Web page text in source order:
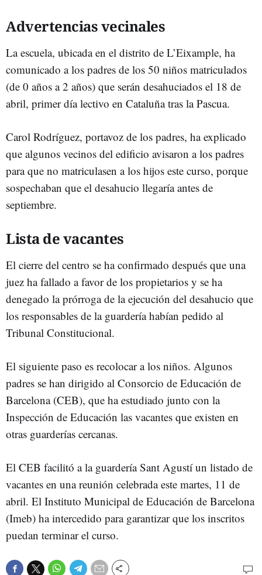
Advertencias vecinales
La escuela, ubicada en el distrito de L’Eixample, ha
comunicado a los padres de los 50 niños matriculados
(de 0 años a 2 años) que serán desahuciados el 18 de
abril, primer día lectivo en Cataluña tras la Pascua.
Carol Rodríguez, portavoz de los padres, ha explicado
que algunos vecinos del edificio avisaron a los padres
para que no matriculasen a los hijos este curso, porque
sospechaban que el desahucio llegaría antes de
septiembre.
Lista de vacantes
El cierre del centro se ha confirmado después que una
juez ha fallado a favor de los propietarios y se ha
denegado la prórroga de la ejecución del desahucio que
los responsables de la guardería habían pedido al
Tribunal Constitucional.
El siguiente paso es recolocar a los niños. Algunos
padres se han dirigido al Consorcio de Educación de
Barcelona (CEB), que ha estudiado junto con la
Inspección de Educación las vacantes que existen en
otras guarderías cercanas.
El CEB facilitó a la guardería Sant Agustí un listado de
vacantes en una reunión celebrada este martes, 11 de
abril. El Instituto Municipal de Educación de Barcelona
(Imeb) ha intercedido para garantizar que los inscritos
puedan terminar el curso.